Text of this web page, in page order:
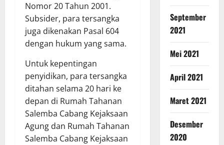
Nomor 20 Tahun 2001.
Subsider, para tersangka
juga dikenakan Pasal 604
dengan hukum yang sama.
Untuk kepentingan
penyidikan, para tersangka
ditahan selama 20 hari ke
depan di Rumah Tahanan
Salemba Cabang Kejaksaan
Agung dan Rumah Tahanan
Salemba Cabang Kejaksaan
September
2021
Mei 2021
April 2021
Maret 2021
Desember
2020